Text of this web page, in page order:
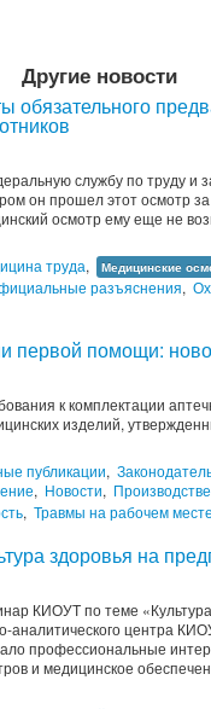
Другие новости
обязательного
службу по труду и
он прошел этот осмотр
осмотр ему еще не
труда, Медицинские
разъяснения,
первой помощи:
к комплектации
изделий,
публикации,
, Новости,
, Травмы на рабочем
здоровья на
КИОУТ по теме
аналитического центра
профессиональные
и медицинское